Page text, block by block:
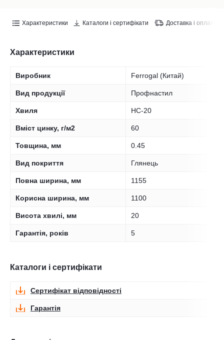
Характеристики Каталоги і сертифікати Доставка і оплата
Характеристики
Виробник Ferrogal (Китай)
Вид продукції Профнастил
Хвиля НС-20
Вміст цинку, г/м2 60
Товщина, мм 0.45
Вид покриття Глянець
Повна ширина, мм 1155
Корисна ширина, мм 1100
Висота хвилі, мм 20
Гарантія, років 5
Каталоги і сертифікати
Сертифікат відповідності
Гарантія